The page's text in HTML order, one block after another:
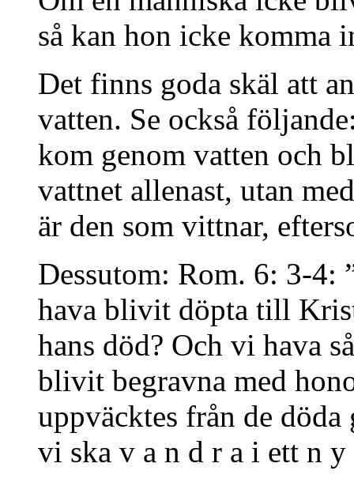
så kan hon icke komma
Det finns goda skäl att
vatten. Se också
kom genom vatten och
vattnet allenast, utan
är den som vittnar,
Dessutom: Rom. 6: 3-4:
hava blivit döpta till
hans död? Och vi hava
blivit begravna med
uppväcktes från de
vi ska v a n d r a i ett n